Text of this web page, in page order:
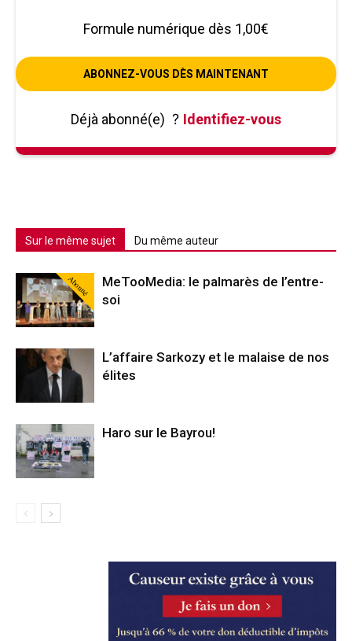
Formule numérique dès 1,00€
ABONNEZ-VOUS DÈS MAINTENANT
Déjà abonné(e) ? Identifiez-vous
Sur le même sujet Du même auteur
Abonné
MeTooMedia: le palmarès de l’entre-
soi
L’affaire Sarkozy et le malaise de nos
élites
Haro sur le Bayrou!